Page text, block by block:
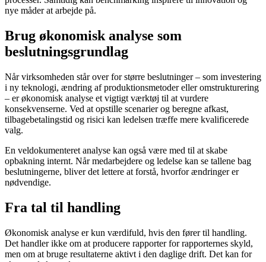
nye måder at arbejde på.
Brug økonomisk analyse som
beslutningsgrundlag
Når virksomheden står over for større beslutninger – som investering
i ny teknologi, ændring af produktionsmetoder eller omstrukturering
– er økonomisk analyse et vigtigt værktøj til at vurdere
konsekvenserne. Ved at opstille scenarier og beregne afkast,
tilbagebetalingstid og risici kan ledelsen træffe mere kvalificerede
valg.
En veldokumenteret analyse kan også være med til at skabe
opbakning internt. Når medarbejdere og ledelse kan se tallene bag
beslutningerne, bliver det lettere at forstå, hvorfor ændringer er
nødvendige.
Fra tal til handling
Økonomisk analyse er kun værdifuld, hvis den fører til handling.
Det handler ikke om at producere rapporter for rapporternes skyld,
men om at bruge resultaterne aktivt i den daglige drift. Det kan for